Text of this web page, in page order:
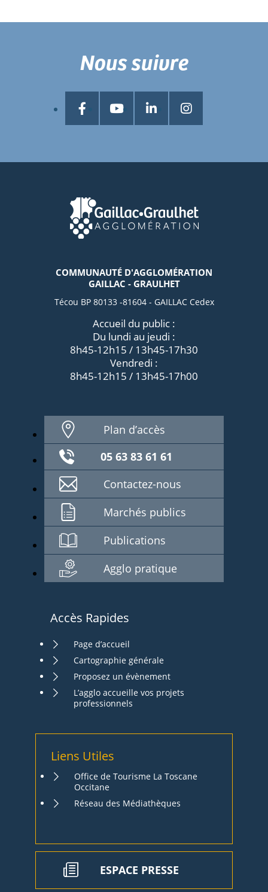
COMMUNAUTÉ D'AGGLOMÉRATION
GAILLAC - GRAULHET
Técou BP 80133 -81604 - GAILLAC Cedex
Accueil du public :
Du lundi au jeudi :
8h45-12h15 / 13h45-17h30
Vendredi :
8h45-12h15 / 13h45-17h00
Plan d’accès
05 63 83 61 61
Contactez-nous
Marchés publics
Publications
Agglo pratique
Accès Rapides
Page d’accueil
Cartographie générale
Proposez un évènement
L’agglo accueille vos projets
professionnels
Liens Utiles
Office de Tourisme La Toscane
Occitane
Réseau des Médiathèques
ESPACE PRESSE
Nous suivre